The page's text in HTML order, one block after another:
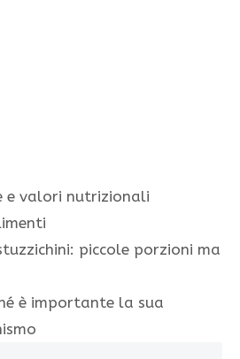
e valori nutrizionali
piccole porzioni ma
è importante la sua